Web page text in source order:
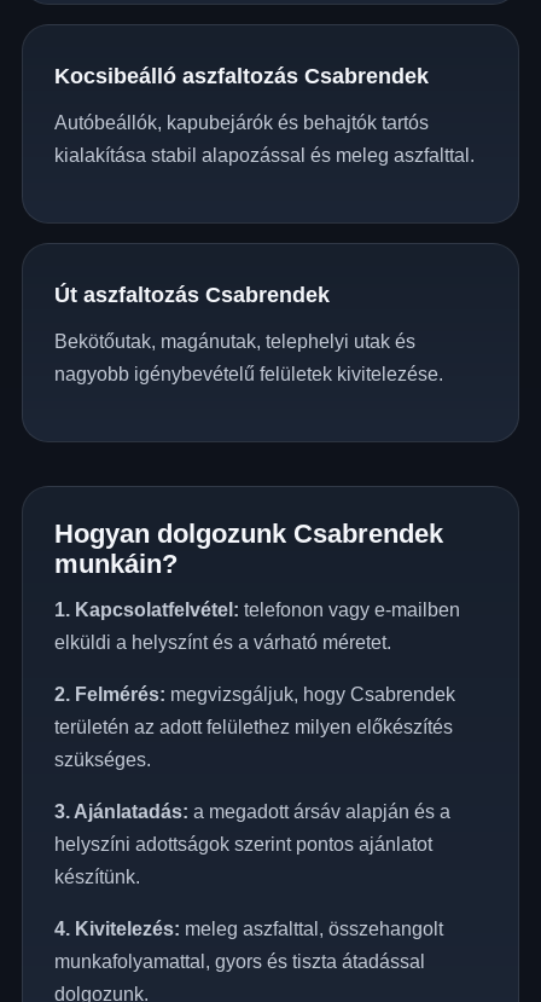
Kocsibeálló aszfaltozás Csabrendek
Autóbeállók, kapubejárók és behajtók tartós
kialakítása stabil alapozással és meleg aszfalttal.
Út aszfaltozás Csabrendek
Bekötőutak, magánutak, telephelyi utak és
nagyobb igénybevételű felületek kivitelezése.
Hogyan dolgozunk Csabrendek
munkáin?
1. Kapcsolatfelvétel: telefonon vagy e-mailben
elküldi a helyszínt és a várható méretet.
2. Felmérés: megvizsgáljuk, hogy Csabrendek
területén az adott felülethez milyen előkészítés
szükséges.
3. Ajánlatadás: a megadott ársáv alapján és a
helyszíni adottságok szerint pontos ajánlatot
készítünk.
4. Kivitelezés: meleg aszfalttal, összehangolt
munkafolyamattal, gyors és tiszta átadással
dolgozunk.